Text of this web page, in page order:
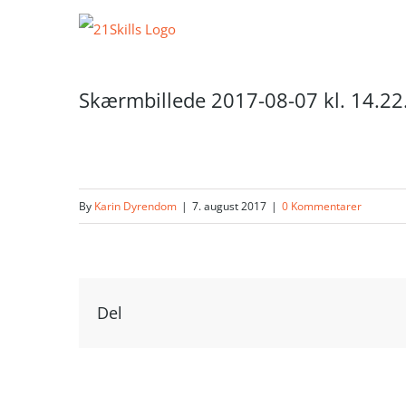
Skærmbillede 2017-08-07 kl.
By Karin Dyrendom | 7. august 2017 | 0 Kommentarer
Del